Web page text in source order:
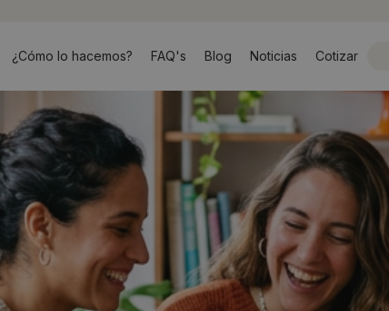
¿Cómo lo hacemos? FAQ's Blog Noticias Cotizar